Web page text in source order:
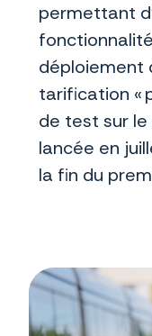
permettant
déploiement
tarification «
de test sur
lancée en
la fin du